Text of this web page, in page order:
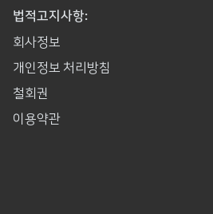
법적고지사항:
회사정보
개인정보 처리방침
철회권
이용약관